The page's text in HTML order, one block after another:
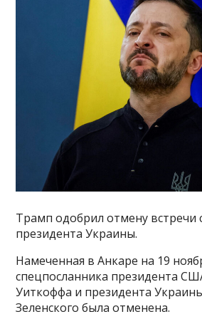
Трамп одобрил отмену встречи
президента Украины.
Намеченная в Анкаре на 19
спецпосланника президента
Уиткоффа и президента
Зеленского была отменена.